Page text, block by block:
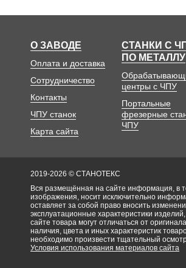
О ЗАВОДЕ
Оплата и доставка
Сотрудничество
Контакты
ЧПУ станок
Карта сайта
СТАНКИ С
ПО МЕТАЛЛУ
центры с ЧПУ
Портальные
фрезерные
ЧПУ
2019-2026 © СТАНОТЕКС
Вся размещённая на сайте информация, в
изображения, носит исключительно
оставляет за собой право вносить
эксплуатационные характеристики
сайте товара могут отличаться от
наличия, цвета и иных характеристик
необходимо произвести тщательный
Условия использования материалов сайта